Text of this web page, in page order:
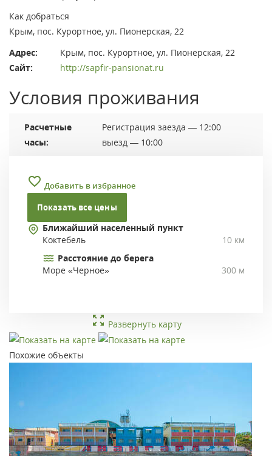
Как добраться
Крым, пос. Курортное, ул. Пионерская, 22
Адрес:
Крым, пос. Курортное, ул. Пионерская, 22
Сайт:
http://sapfir-pansionat.ru
Условия проживания
Расчетные
часы:
Регистрация заезда — 12:00
выезд — 10:00
Добавить в избранное
Показать все цены
Ближайший населенный пункт
Коктебель
10 км
Расстояние до берега
Море «Черное»
300 м
Развернуть карту
Похожие объекты